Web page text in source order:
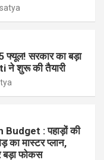
फ्यूल! सरकार का बड़ा
ने शुरू की तैयारी
: पहाड़ों की
का मास्टर प्लान,
बड़ा फोकस